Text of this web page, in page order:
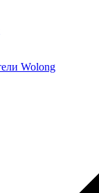
Wolong